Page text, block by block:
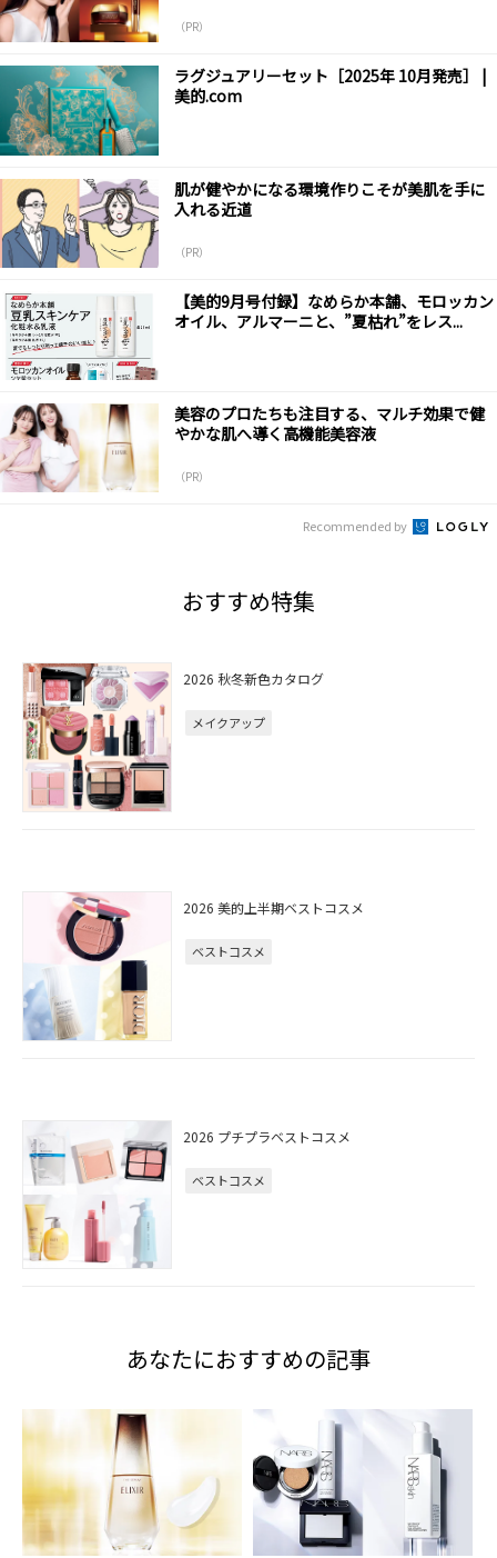
（PR）
ラグジュアリーセット［2025年 10月発売］ |
美的.com
肌が健やかになる環境作りこそが美肌を手に
入れる近道
（PR）
【美的9月号付録】なめらか本舗、モロッカン
オイル、アルマーニと、”夏枯れ”をレス...
美容のプロたちも注目する、マルチ効果で健
やかな肌へ導く高機能美容液
（PR）
Recommended by
おすすめ特集
2026 秋冬新色カタログ
メイクアップ
2026 美的上半期ベストコスメ
ベストコスメ
2026 プチプラベストコスメ
ベストコスメ
あなたにおすすめの記事